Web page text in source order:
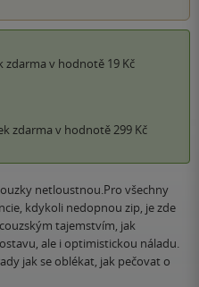
zdarma v hodnotě 19 Kč
zdarma v hodnotě 299 Kč
netloustnou.Pro všechny
kdykoli nedopnou zip, je zde
tajemstvím, jak
ale i optimistickou náladu.
jak se oblékat, jak pečovat o